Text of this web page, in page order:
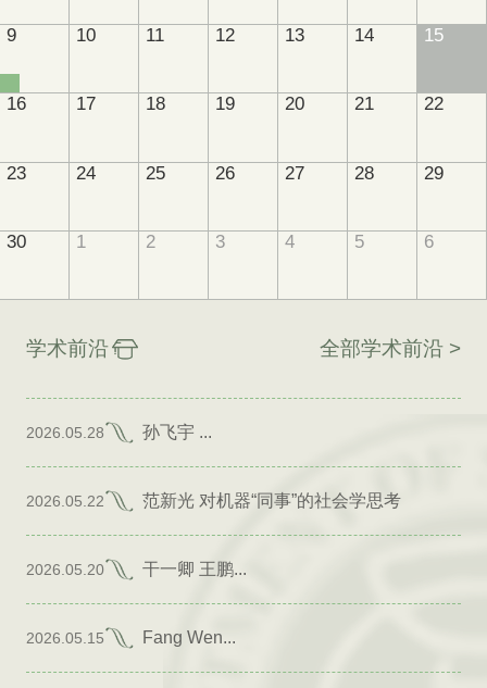
9 10 11 12 13 14 15
16 17 18 19 20 21 22
23 24 25 26 27 28 29
30 1 2 3 4 5 6
学术前沿 全部学术前沿 >
2026.05.28 孙飞宇 ...
2026.05.22 范新光 对机器“同事”的社会学思考
2026.05.20 干一卿 王鹏...
2026.05.15 Fang Wen...